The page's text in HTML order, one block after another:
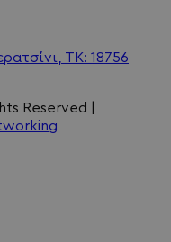
ΤΚ: 18756
Reserved